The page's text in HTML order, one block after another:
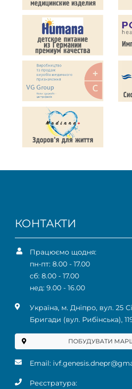
КОНТАКТИ
Працюємо щодня:
пн-пт: 8.00 - 17.00
сб: 8.00 - 17.00
нед: 9.00 - 16.00
Українa, м. Дніпро, вул. 25
Бригади (вул. Рибінська),
ПОБУДУВАТИ
Email:
Реєстратура: